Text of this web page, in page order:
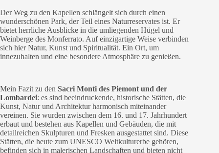
Der Weg zu den Kapellen schlängelt sich durch einen
wunderschönen Park, der Teil eines Naturreservates ist. Er
bietet herrliche Ausblicke in die umliegenden Hügel und
Weinberge des Monferrato. Auf einzigartige Weise verbinden
sich hier Natur, Kunst und Spiritualität. Ein Ort, um
innezuhalten und eine besondere Atmosphäre zu genießen.
Mein Fazit zu den Sacri Monti des Piemont und der
Lombardei: es sind beeindruckende, historische Stätten, die
Kunst, Natur und Architektur harmonisch miteinander
vereinen. Sie wurden zwischen dem 16. und 17. Jahrhundert
erbaut und bestehen aus Kapellen und Gebäuden, die mit
detailreichen Skulpturen und Fresken ausgestattet sind. Diese
Stätten, die heute zum UNESCO Weltkulturerbe gehören,
befinden sich in malerischen Landschaften und bieten nicht